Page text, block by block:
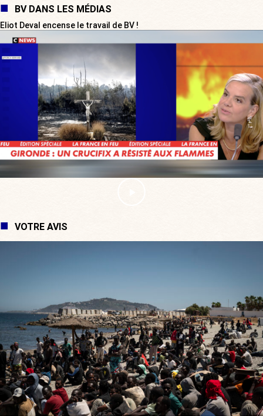
BV DANS LES MÉDIAS
Eliot Deval encense le travail de BV !
VOTRE AVIS